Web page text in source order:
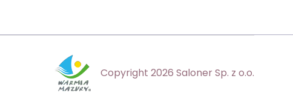
Copyright 2026 Saloner Sp. z o.o.